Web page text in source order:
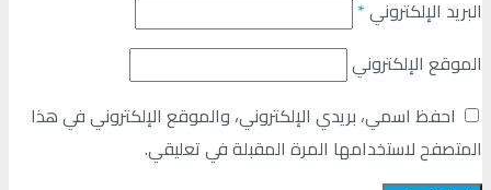
البريد الإلكتروني*
الموقع الإلكتروني
احفظ اسمي، بريدي الإلكتروني، والموقع الإلكتروني في هذا
المتصفح لاستخدامها المرة المقبلة في تعليقي.